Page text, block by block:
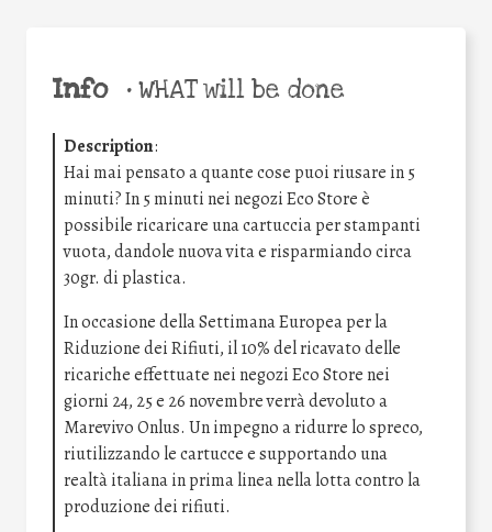
Info •WHAT will be done
Description:
Hai mai pensato a quante cose puoi riusare in 5
minuti? In 5 minuti nei negozi Eco Store è
possibile ricaricare una cartuccia per stampanti
vuota, dandole nuova vita e risparmiando circa
30gr. di plastica.
In occasione della Settimana Europea per la
Riduzione dei Rifiuti, il 10% del ricavato delle
ricariche effettuate nei negozi Eco Store nei
giorni 24, 25 e 26 novembre verrà devoluto a
Marevivo Onlus. Un impegno a ridurre lo spreco,
riutilizzando le cartucce e supportando una
realtà italiana in prima linea nella lotta contro la
produzione dei rifiuti.